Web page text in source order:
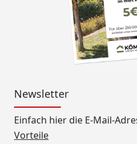
Newsletter
Einfach hier die E-Mail-
Vorteile